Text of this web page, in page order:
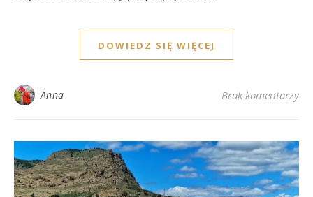
DOWIEDZ SIĘ WIĘCEJ
Anna Brak komentarzy